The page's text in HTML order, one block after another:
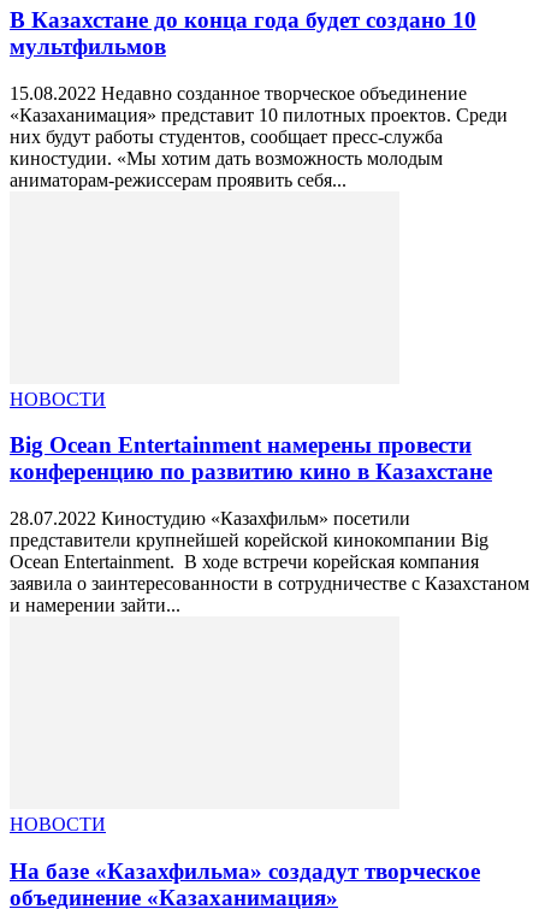
В Казахстане до конца года будет создано 10
мультфильмов
15.08.2022 Недавно созданное творческое объединение
«Казаханимация» представит 10 пилотных проектов. Среди
них будут работы студентов, сообщает пресс-служба
киностудии. «Мы хотим дать возможность молодым
аниматорам-режиссерам проявить себя...
НОВОСТИ
Big Ocean Entertainment намерены провести
конференцию по развитию кино в Казахстане
28.07.2022 Киностудию «Казахфильм» посетили
представители крупнейшей корейской кинокомпании Big
Ocean Entertainment. В ходе встречи корейская компания
заявила о заинтересованности в сотрудничестве с Казахстаном
и намерении зайти...
НОВОСТИ
На базе «Казахфильма» создадут творческое
объединение «Казаханимация»